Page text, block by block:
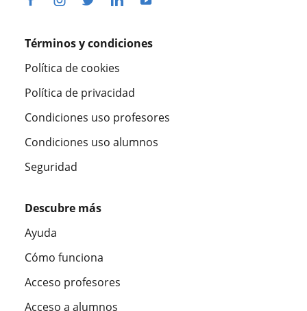
Términos y condiciones
Política de cookies
Política de privacidad
Condiciones uso profesores
Condiciones uso alumnos
Seguridad
Descubre más
Ayuda
Cómo funciona
Acceso profesores
Acceso a alumnos